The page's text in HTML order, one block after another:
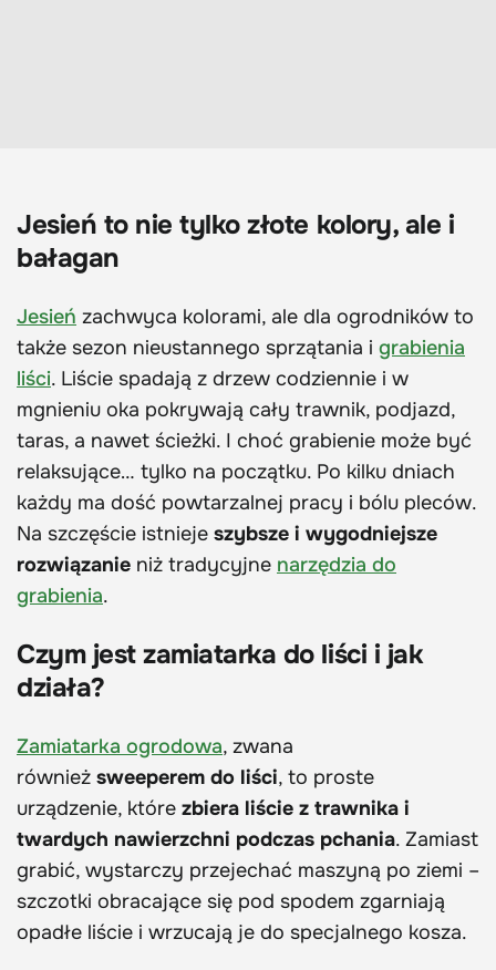
Jesień to nie tylko złote kolory, ale i
bałagan
Jesień zachwyca kolorami, ale dla ogrodników to
także sezon nieustannego sprzątania i grabienia
liści. Liście spadają z drzew codziennie i w
mgnieniu oka pokrywają cały trawnik, podjazd,
taras, a nawet ścieżki. I choć grabienie może być
relaksujące… tylko na początku. Po kilku dniach
każdy ma dość powtarzalnej pracy i bólu pleców.
Na szczęście istnieje szybsze i wygodniejsze
rozwiązanie niż tradycyjne narzędzia do
grabienia.
Czym jest zamiatarka do liści i jak
działa?
Zamiatarka ogrodowa, zwana
również sweeperem do liści, to proste
urządzenie, które zbiera liście z trawnika i
twardych nawierzchni podczas pchania. Zamiast
grabić, wystarczy przejechać maszyną po ziemi –
szczotki obracające się pod spodem zgarniają
opadłe liście i wrzucają je do specjalnego kosza.